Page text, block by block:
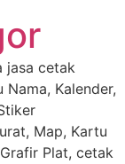
jasa cetak
Kalender,
Map, Kartu
Plat, cetak